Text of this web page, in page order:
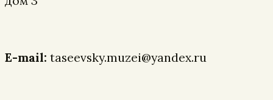
E-mail: taseevsky.muzei@yandex.ru